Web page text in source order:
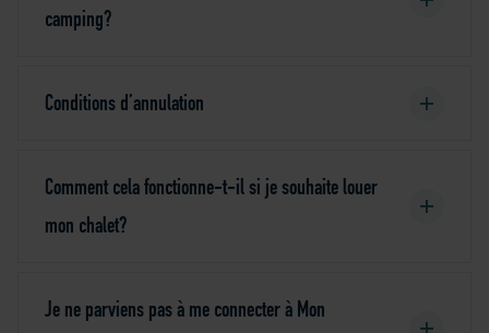
camping?
Conditions d’annulation
Comment cela fonctionne-t-il si je souhaite louer
mon chalet?
Je ne parviens pas à me connecter à Mon